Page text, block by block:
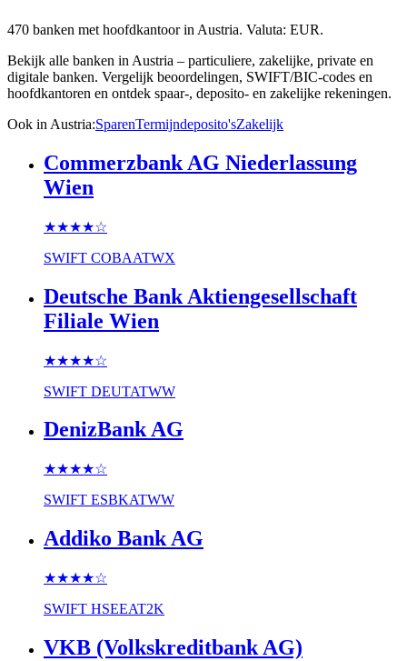
470 banken met hoofdkantoor in Austria. Valuta: EUR.
Bekijk alle banken in Austria – particuliere, zakelijke, private en
digitale banken. Vergelijk beoordelingen, SWIFT/BIC-codes en
hoofdkantoren en ontdek spaar-, deposito- en zakelijke rekeningen.
Ook in Austria:SparenTermijndeposito'sZakelijk
Commerzbank AG Niederlassung
Wien
★★★★☆
SWIFT COBAATWX
Deutsche Bank Aktiengesellschaft
Filiale Wien
★★★★☆
SWIFT DEUTATWW
DenizBank AG
★★★★☆
SWIFT ESBKATWW
Addiko Bank AG
★★★★☆
SWIFT HSEEAT2K
VKB (Volkskreditbank AG)